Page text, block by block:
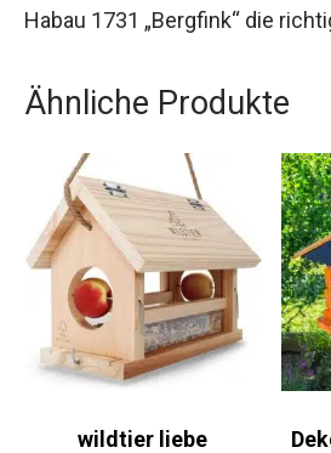
Habau 1731 „Bergfink“ die
Ähnliche Produkte
wildtier liebe